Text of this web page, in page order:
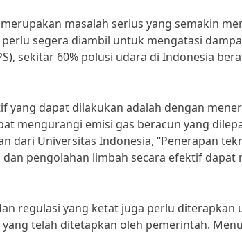
masalah serius yang semakin
segera diambil untuk mengatasi
sekitar 60% polusi udara di Indonesia
yang dapat dilakukan adalah dengan
mengurangi emisi gas beracun yang
dari Universitas Indonesia, “Penerapan
pengolahan limbah secara efektif
regulasi yang ketat juga perlu
telah ditetapkan oleh pemerintah.